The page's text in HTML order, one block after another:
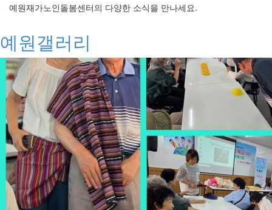
예원재가노인돌봄센터의 다양한 소식을 만나세요.
예원갤러리